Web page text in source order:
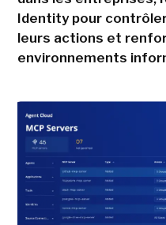
Identity pour
leurs actions et
environnements